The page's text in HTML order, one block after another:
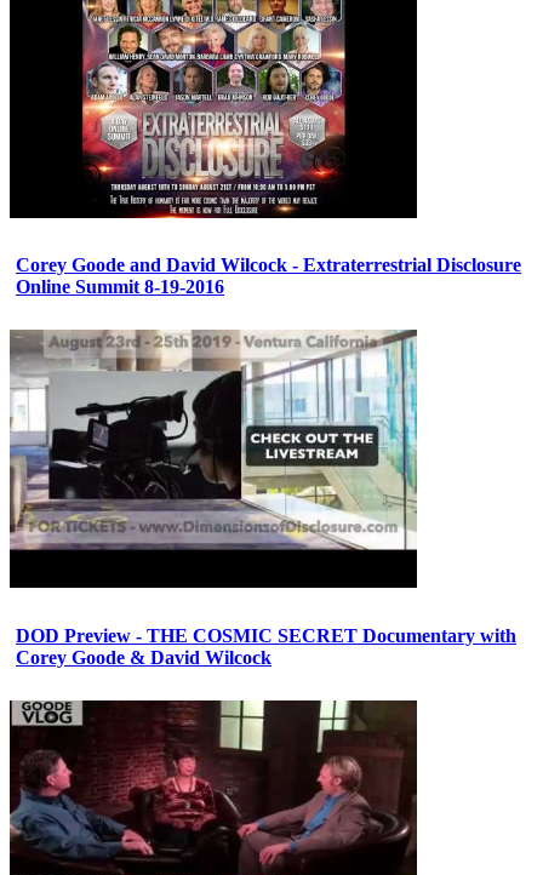
Corey Goode and David Wilcock - Extraterrestrial Disclosure
Online Summit 8-19-2016
DOD Preview - THE COSMIC SECRET Documentary with
Corey Goode & David Wilcock